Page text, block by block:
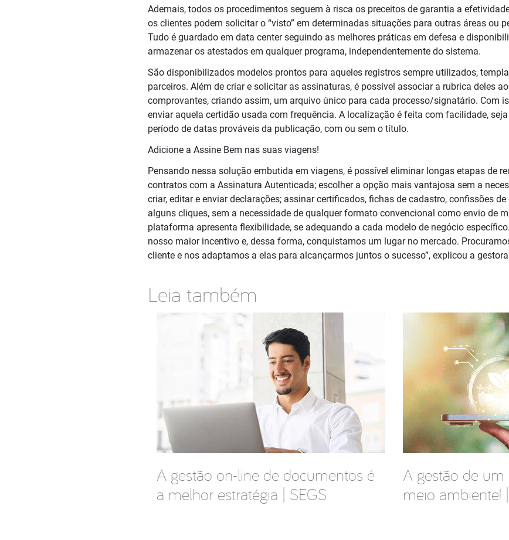
Ademais, todos os procedimentos seguem à risca os preceitos de garantia a
os clientes podem solicitar o “visto” em determinadas situações para outras áreas ou
Tudo é guardado em data center seguindo as melhores práticas em defesa e
armazenar os atestados em qualquer programa, independentemente do sistema.
São disponibilizados modelos prontos para aqueles registros sempre utilizados,
parceiros. Além de criar e solicitar as assinaturas, é possível associar a rubrica deles
comprovantes, criando assim, um arquivo único para cada processo/signatário. Com
enviar aquela certidão usada com frequência. A localização é feita com facilidade,
período de datas prováveis da publicação, com ou sem o título.
Adicione a Assine Bem nas suas viagens!
Pensando nessa solução embutida em viagens, é possível eliminar longas etapas de
contratos com a Assinatura Autenticada; escolher a opção mais vantajosa sem a
criar, editar e enviar declarações; assinar certificados, fichas de cadastro, confissões
alguns cliques, sem a necessidade de qualquer formato convencional como envio de
plataforma apresenta flexibilidade, se adequando a cada modelo de negócio
nosso maior incentivo e, dessa forma, conquistamos um lugar no mercado.
cliente e nos adaptamos a elas para alcançarmos juntos o sucesso”, explicou a
Leia também
A gestão on-line de documentos é
a melhor estratégia | SEGS
A gestão de
meio ambiente!